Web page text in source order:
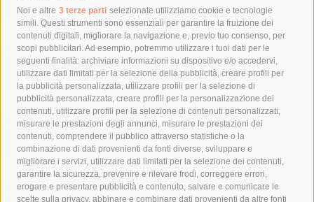
Noi e altre 3 terze parti selezionate utilizziamo cookie e tecnologie
simili. Questi strumenti sono essenziali per garantire la fruizione dei
contenuti digitali, migliorare la navigazione e, previo tuo consenso, per
scopi pubblicitari. Ad esempio, potremmo utilizzare i tuoi dati per le
seguenti finalità: archiviare informazioni su dispositivo e/o accedervi,
utilizzare dati limitati per la selezione della pubblicità, creare profili per
la pubblicità personalizzata, utilizzare profili per la selezione di
pubblicità personalizzata, creare profili per la personalizzazione dei
contenuti, utilizzare profili per la selezione di contenuti personalizzati,
misurare le prestazioni degli annunci, misurare le prestazioni dei
contenuti, comprendere il pubblico attraverso statistiche o la
combinazione di dati provenienti da fonti diverse, sviluppare e
migliorare i servizi, utilizzare dati limitati per la selezione dei contenuti,
garantire la sicurezza, prevenire e rilevare frodi, correggere errori,
erogare e presentare pubblicità e contenuto, salvare e comunicare le
scelte sulla privacy, abbinare e combinare dati provenienti da altre fonti
Tag
acqua allerta meteo
anas
area marina protetta di punta campanella
arresto
Asl Napoli 3 sud
capitaneria di porto capri
carabinieri
castellammare di stabia
circumvesuviana
comune di sorrento
concerto
contagi
costiera amalfitana
covid-19 eav
elezioni
fondazione sorrento
gori guardia costiera
incidente
lavori
lorenzo balducelli mare massa lubrense